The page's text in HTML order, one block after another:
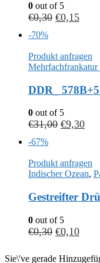
0 out of 5
€0,30 €0,15
-70%
Produkt anfragen
DDR_
0 out of 5
€31,00 €9,30
-67%
Produkt anfragen
Indischer Ozean,
Gestreifter
0 out of 5
€0,30 €0,10
Sie\'ve gerade